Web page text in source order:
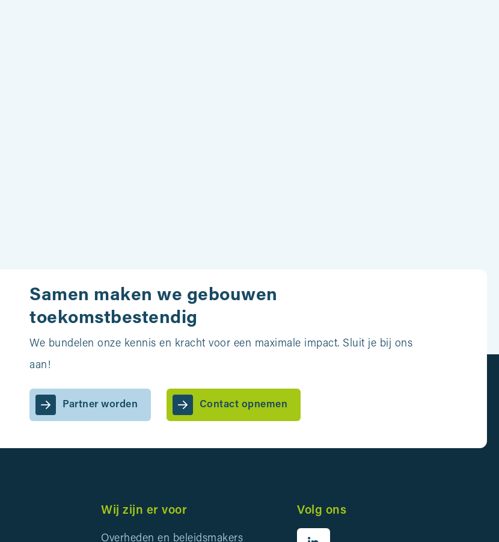
Samen maken we gebouwen
toekomstbestendig
We bundelen onze kennis en kracht voor een maximale impact. Sluit je bij ons
aan!
Partner worden Contact opnemen
Wij zijn er voor
Overheden en beleidsmakers
Volg ons